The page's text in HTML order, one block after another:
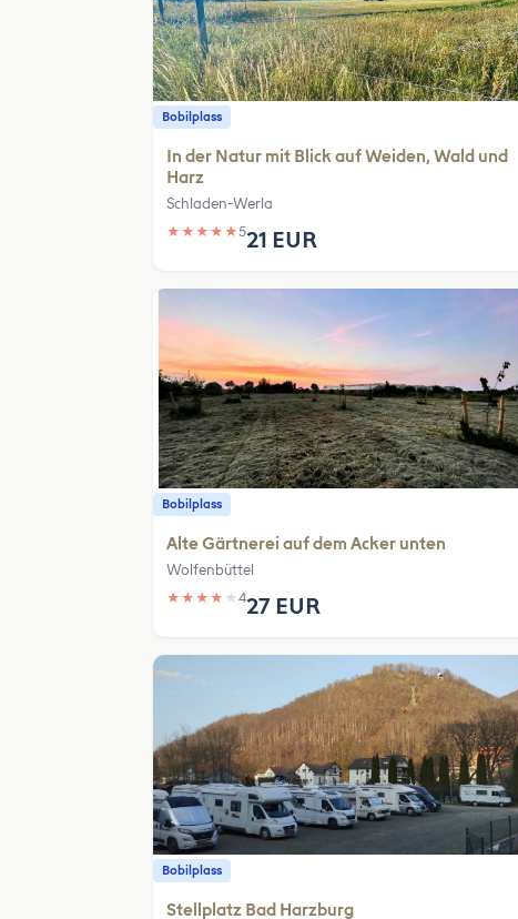
Bobilplass
In der Natur mit Blick auf Weiden, Wald und
Harz
Schladen-Werla
★ ★ ★ ★ ★521 EUR
Bobilplass
Alte Gärtnerei auf dem Acker unten
Wolfenbüttel
★ ★ ★ ★ ★ 427 EUR
Bobilplass
Stellplatz Bad Harzburg